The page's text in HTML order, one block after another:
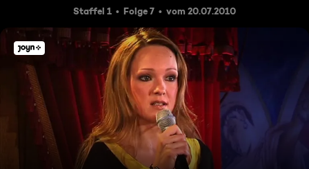
Staffel 1 Folge 7 vom 20.07.2010